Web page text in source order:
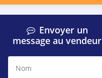
Envoyer un
message au vendeur
Nom